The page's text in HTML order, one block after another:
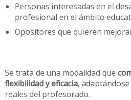
Personas interesadas en el
profesional en el ámbito
Opositores que quieren
Se trata de una modalidad que
flexibilidad y eficacia,
reales del profesorado.